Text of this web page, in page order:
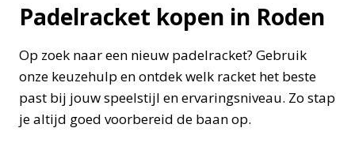
Padelracket kopen in Roden
Op zoek naar een nieuw padelracket? Gebruik
onze keuzehulp en ontdek welk racket het beste
past bij jouw speelstijl en ervaringsniveau. Zo stap
je altijd goed voorbereid de baan op.